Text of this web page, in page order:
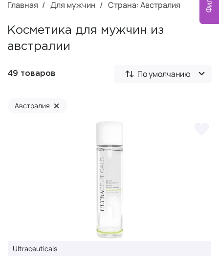
Главная Для мужчин Страна: Австралия
Косметика для мужчин из
австралии
49 товаров По умолчанию
Австралия ×
Ultraceuticals